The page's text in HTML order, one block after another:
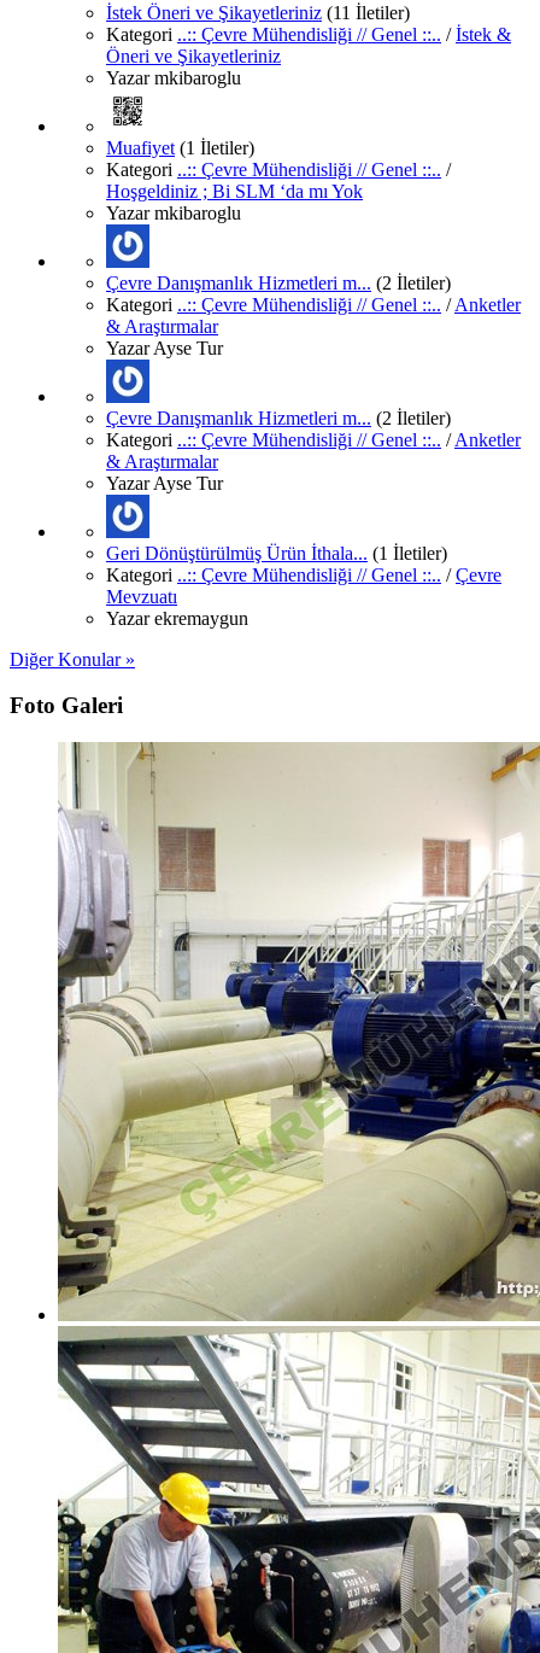
İstek Öneri ve Şikayetleriniz (11 İletiler)
Kategori ..:: Çevre Mühendisliği // Genel ::.. /İstek &
Öneri ve Şikayetleriniz
Yazarmkibaroglu
Muafiyet (1 İletiler)
Kategori ..:: Çevre Mühendisliği // Genel ::.. /
Hoşgeldiniz ; Bi SLM ‘da mı Yok
Yazarmkibaroglu
Çevre Danışmanlık Hizmetleri m... (2 İletiler)
Kategori ..:: Çevre Mühendisliği // Genel ::.. /Anketler
& Araştırmalar
YazarAyse Tur
Çevre Danışmanlık Hizmetleri m... (2 İletiler)
Kategori ..:: Çevre Mühendisliği // Genel ::.. /Anketler
& Araştırmalar
YazarAyse Tur
Geri Dönüştürülmüş Ürün İthala... (1 İletiler)
Kategori ..:: Çevre Mühendisliği // Genel ::.. /Çevre
Mevzuatı
Yazarekremaygun
Diğer Konular »
Foto Galeri